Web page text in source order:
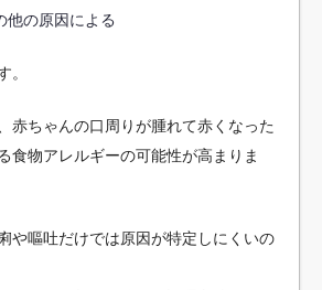
他の原因による
。
赤ちゃんの口周りが腫れて赤くなった
食物アレルギーの可能性が高まりま
や嘔吐だけでは原因が特定しにくいの